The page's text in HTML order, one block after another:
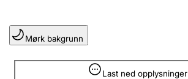
Lag og forening
Registrere, endre, slette
Mørk bakgrunn
Last ned opplysninger
Opplysninger er skjult